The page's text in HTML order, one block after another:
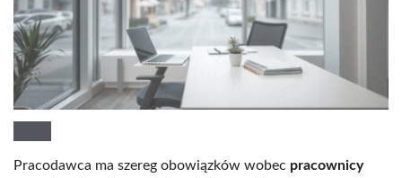
Pracodawca ma szereg obowiązków wobec pracownicy